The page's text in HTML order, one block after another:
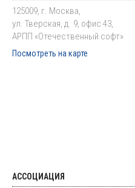
125009, г. Москва,
ул. Тверская, д. 9, офис 43,
АРПП «Отечественный софт»
Посмотреть на карте
АССОЦИАЦИЯ